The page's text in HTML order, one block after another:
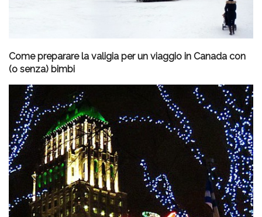
Come preparare la valigia per un viaggio in Canada con
(o senza) bimbi